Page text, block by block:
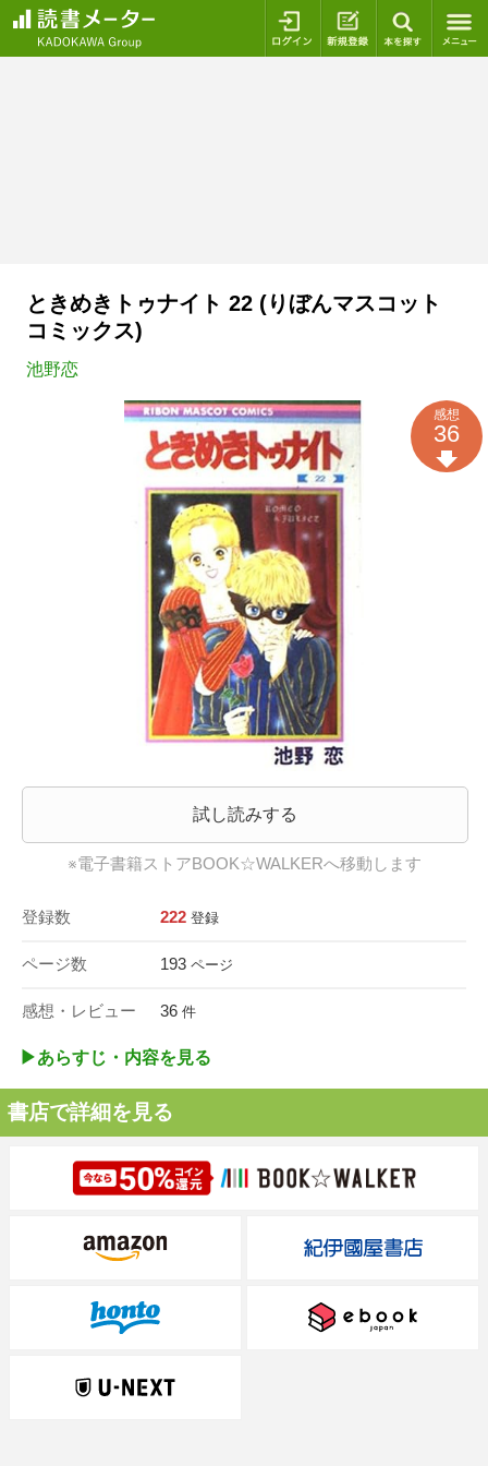
ログイン 新規登録
ときめきトゥナイト 22 (りぼんマスコット
コミックス)
池野恋
試し読みする
※電子書籍ストアBOOK☆WALKERへ移動します
登録数 222 登録
ページ数 193 ページ
感想・レビュー 36 件
感想
36
▶︎あらすじ・内容を見る
書店で詳細を見る